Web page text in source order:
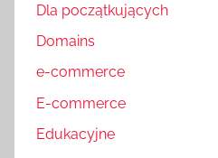
Dla początkujących
Domains
e-commerce
E-commerce
Edukacyjne